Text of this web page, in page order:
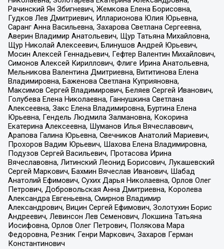
Рачинский Ян Збигневич, Жемкова Елена Борисовна,
Гудков Лев Дмитриевич, Илларионова Юлия Юрьевна,
Саранг Анна Васильевна, Захарова Светлана Сергеевна,
Аверин Владимир Анатольевич, Щур Татьяна Михайловна,
Щур Николай Алексеевич, Блинушов Андрей Юрьевич,
Мосин Алексей Геннадьевич, Гефтер Валентин Михайлович,
Симонов Алексей Кириллович, Флиге Ирина Анатольевна,
Мельникова Валентина Дмитриевна, Вититинова Елена
Владимировна, Баженова Светлана Куприяновна,
Максимов Сергей Владимирович, Беляев Сергей Иванович,
Голубева Елена Николаевна, Ганнушкина Светлана
Алексеевна, Закс Елена Владимировна, Буртина Елена
Юрьевна, Гендель Людмила Залмановна, Кокорина
Екатерина Алексеевна, Шуманов Илья Вячеславович,
Арапова Галина Юрьевна, Свечников Анатолий Мариевич,
Прохоров Вадим Юрьевич, Шахова Елена Владимировна,
Подузов Сергей Васильевич, Протасова Ирина
Вячеславовна, Литинский Леонид Борисович, Лукашевский
Сергей Маркович, Бахмин Вячеслав Иванович, Шабад
Анатолий Ефимович, Сухих Дарья Николаевна, Орлов Олег
Петрович, Добровольская Анна Дмитриевна, Королева
Александра Евгеньевна, Смирнов Владимир
Александрович, Вицин Сергей Ефимович, Золотухин Борис
Андреевич, Левинсон Лев Семенович, Локшина Татьяна
Иосифовна, Орлов Олег Петрович, Полякова Мара
Федоровна, Резник Генри Маркович, Захаров Герман
Константинович